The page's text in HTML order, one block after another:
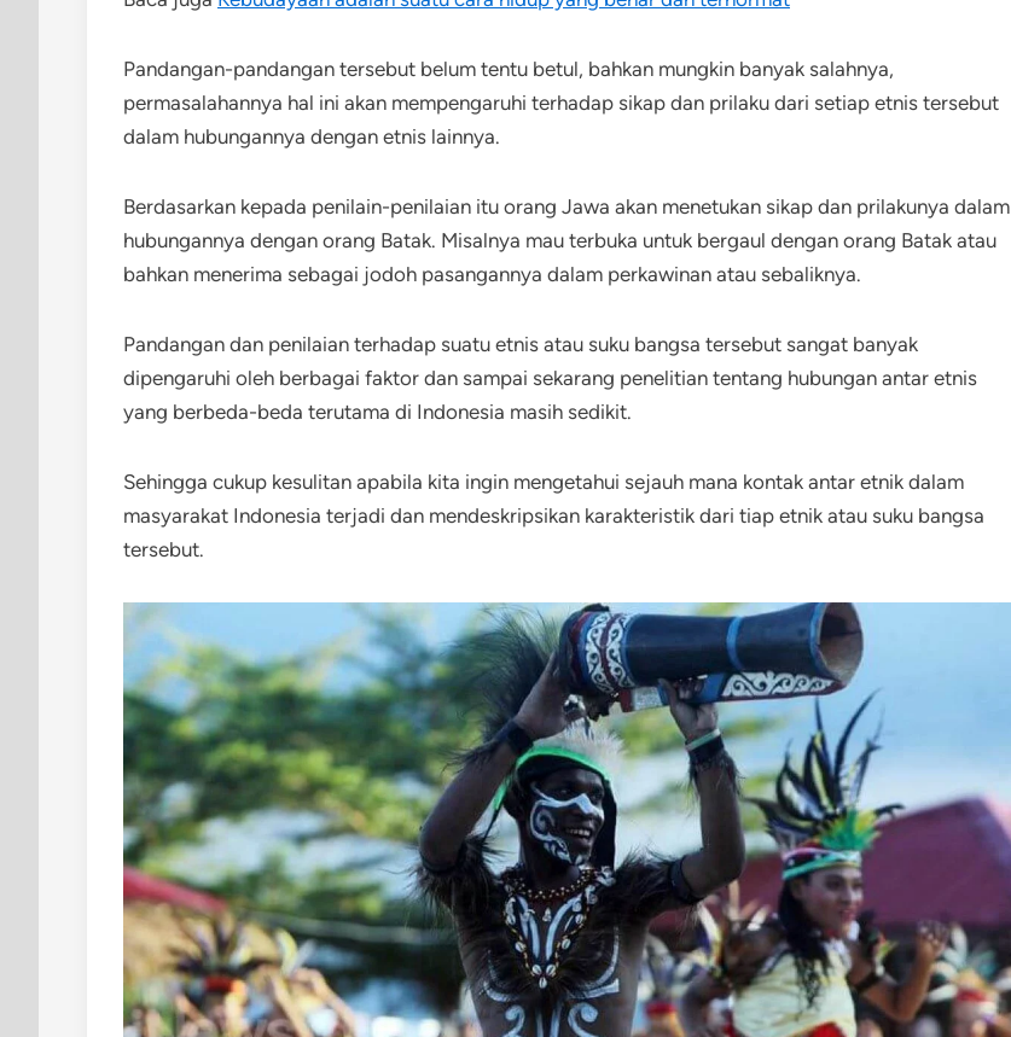
Pandangan-pandangan tersebut belum tentu betul, bahkan mungkin banyak salahnya,
permasalahannya hal ini akan mempengaruhi terhadap sikap dan prilaku dari setiap etnis tersebut
dalam hubungannya dengan etnis lainnya.
Berdasarkan kepada penilain-penilaian itu orang Jawa akan menetukan sikap dan prilakunya dalam
hubungannya dengan orang Batak. Misalnya mau terbuka untuk bergaul dengan orang Batak atau
bahkan menerima sebagai jodoh pasangannya dalam perkawinan atau sebaliknya.
Pandangan dan penilaian terhadap suatu etnis atau suku bangsa tersebut sangat banyak
dipengaruhi oleh berbagai faktor dan sampai sekarang penelitian tentang hubungan antar etnis
yang berbeda-beda terutama di Indonesia masih sedikit.
Sehingga cukup kesulitan apabila kita ingin mengetahui sejauh mana kontak antar etnik dalam
masyarakat Indonesia terjadi dan mendeskripsikan karakteristik dari tiap etnik atau suku bangsa
tersebut.